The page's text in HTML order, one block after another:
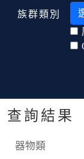
族群類別
查詢結果
器物類